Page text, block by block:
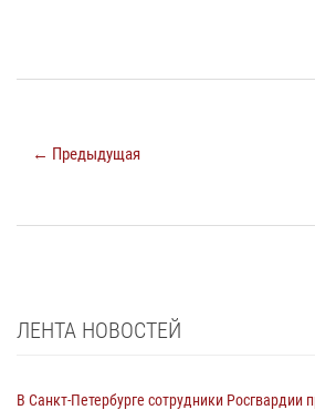
← Предыдущая
ЛЕНТА НОВОСТЕЙ
В Санкт-Петербурге сотрудники Росгвардии